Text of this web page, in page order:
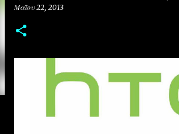
Μαΐου 22, 2013